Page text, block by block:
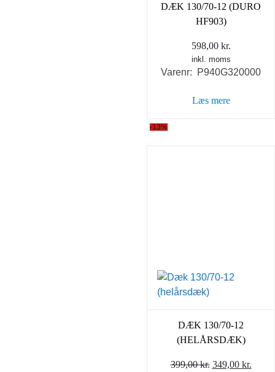
DÆK 130/70-12 (DURO
HF903)
598,00 kr.
inkl. moms
Varenr: P940G320000
Læs mere
-13%
DÆK 130/70-12
(HELÅRSDÆK)
399,00kr. Den
349,00 kr.